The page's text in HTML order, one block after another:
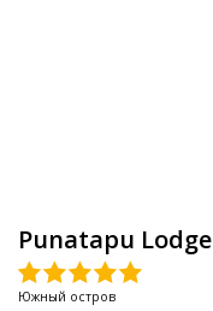
Punatapu Lodge
Южный остров